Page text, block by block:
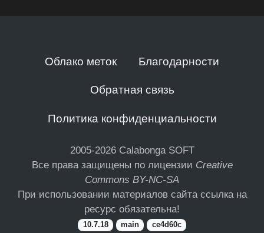
Облако меток Благодарности
Обратная связь
Политика конфиденциальности
2005-2026 Calabonga SOFT
Все права защищены по лицензии Creative
Commons BY-NC-SA
При использовании материалов сайта ссылка на
ресурс обязательна!
10.7.18 main ce4d60c